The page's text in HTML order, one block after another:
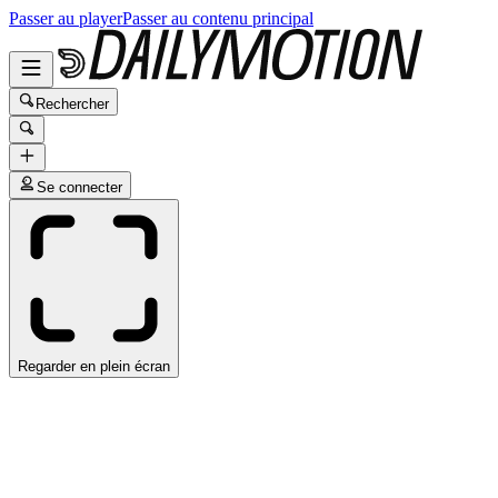
Passer au playerPasser au contenu principal
Rechercher
Se connecter
Regarder en plein écran